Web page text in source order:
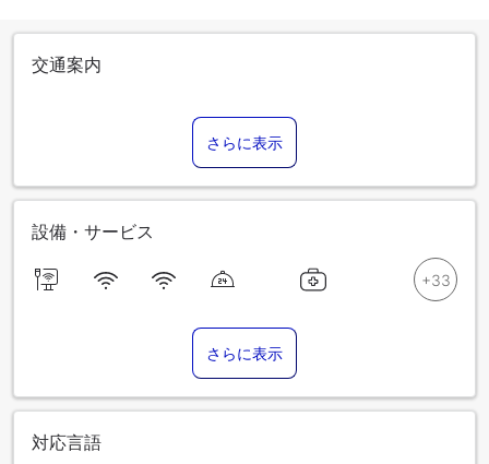
交通案内
さらに表示
設備・サービス
さらに表示
対応言語